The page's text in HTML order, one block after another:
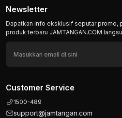
Newsletter
Dapatkan info eksklusif seputar promo,
produk terbaru JAMTANGAN.COM
Customer Service
1500-489
support@jamtangan.com